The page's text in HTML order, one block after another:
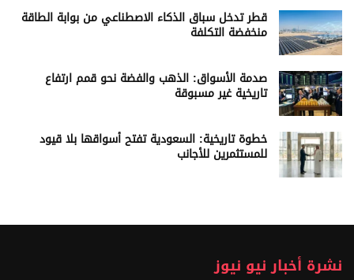
قطر تدخل سباق الذكاء الاصطناعي من بوابة الطاقة
منخفضة التكلفة
صدمة الأسواق: الذهب والفضة نحو قمم ارتفاع
تاريخية غير مسبوقة
خطوة تاريخية: السعودية تفتح أسواقها بلا قيود
للمستثمرين للأجانب
نشرة أخبار نيو نيوز